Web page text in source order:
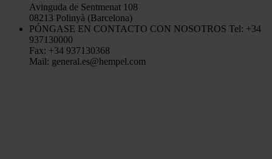
Avinguda de Sentmenat 108
08213 Polinyà (Barcelona)
PÓNGASE EN CONTACTO CON NOSOTROS Tel: +34
937130000
Fax: +34 937130368
Mail: general.es@hempel.com